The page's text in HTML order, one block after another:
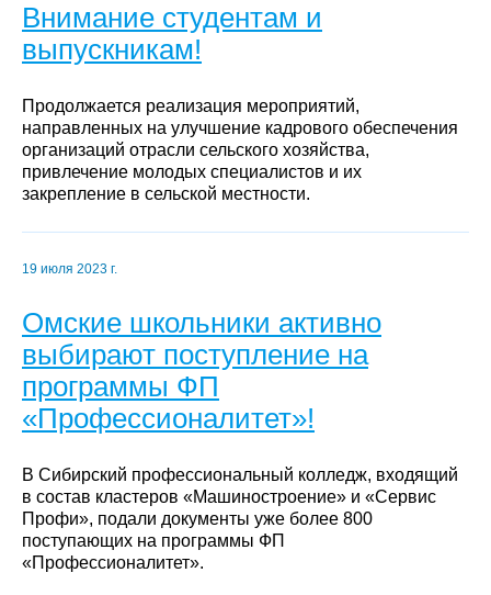
Внимание студентам и
выпускникам!
Продолжается реализация мероприятий,
направленных на улучшение кадрового обеспечения
организаций отрасли сельского хозяйства,
привлечение молодых специалистов и их
закрепление в сельской местности.
19 июля 2023 г.
Омские школьники активно
выбирают поступление на
программы ФП
«Профессионалитет»!
В Сибирский профессиональный колледж, входящий
в состав кластеров «Машиностроение» и «Сервис
Профи», подали документы уже более 800
поступающих на программы ФП
«Профессионалитет».